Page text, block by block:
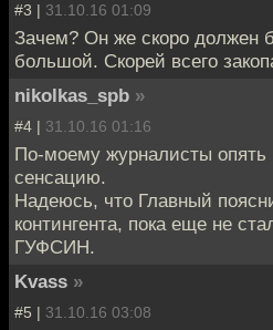
#3 | 31.10.16 01:09
Зачем? Он же скоро должен
большой. Скорей всего
nikolkas_spb »
#4 | 31.10.16 01:16
По-моему журналисты опять
сенсацию.
Надеюсь, что Главный
контингента, пока еще не
ГУФСИН.
Kvass »
#5 | 31.10.16 03:08